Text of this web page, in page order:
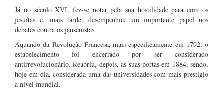
Já no século XVI, fez-se notar pela sua hostilidade para com os
jesuítas e, mais tarde, desempenhou um importante papel nos
debates contra os jansenistas.
Aquando da Revolução Francesa, mais especificamente em 1792, o
estabelecimento foi encerrado por ser considerado
antirrevolucionário. Reabriu, depois, as suas portas em 1884, sendo,
hoje em dia, considerada uma das universidades com mais prestígio
a nível mundial.